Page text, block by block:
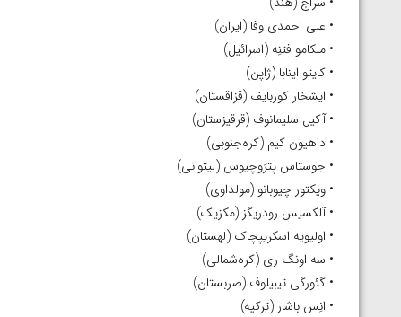
• علی احمدی وفا (ایران)
• ملکامو فتنِه (اسرائیل)
• کایتو اینابا (ژاپن)
• ایشخار کوربایف (قزاقستان)
• آکیل سلیمانوف (قرقیزستان)
• داهیون کیم (کره‌جنوبی)
• جوستاس پترَوچیوس (لیتوانی)
• ویکتور چیوبانو (مولداوی)
• آلکسیس رودریگز (مکزیک)
• اولیویه اسکریپچاک (لهستان)
• سه اونگ ری (کره‌شمالی)
• گئورگی تیبیلوف (صربستان)
• انِس باشار (ترکیه)